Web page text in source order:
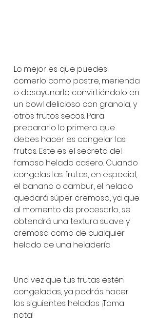
Lo mejor es que puedes
comerlo como postre, merienda
o desayunarlo convirtiéndolo en
un bowl delicioso con granola, y
otros frutos secos. Para
prepararlo lo primero que
debes hacer es congelar las
frutas. Este es el secreto del
famoso helado casero. Cuando
congelas las frutas, en especial,
el banano o cambur, el helado
quedará súper cremoso, ya que
al momento de procesarlo, se
obtendrá una textura suave y
cremosa como de cualquier
helado de una heladería.
Una vez que tus frutas estén
congeladas, ya podrás hacer
los siguientes helados ¡Toma
nota!